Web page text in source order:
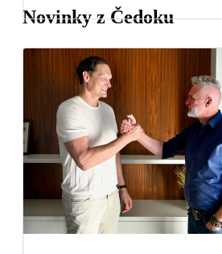
Novinky z Čedoku